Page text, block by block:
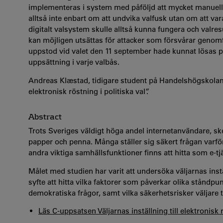
implementeras i system med påföljd att mycket
alltså inte enbart om att undvika valfusk utan om att
digitalt valsystem skulle alltså kunna fungera och
kan möjligen utsättas för attacker som försvårar
uppstod vid valet den 11 september hade kunnat
uppsättning i varje valbås.
Andreas Klæstad, tidigare student på
elektronisk röstning i politiska val”.
Abstract
Trots Sveriges väldigt höga andel internetanvändare,
papper och penna. Många ställer sig säkert frågan
andra viktiga samhällsfunktioner finns att hitta som e-
Målet med studien har varit att undersöka väljarnas
syfte att hitta vilka faktorer som påverkar olika
demokratiska frågor, samt vilka säkerhetsrisker väljare
Läs C-uppsatsen Väljarnas inställning till elektronisk